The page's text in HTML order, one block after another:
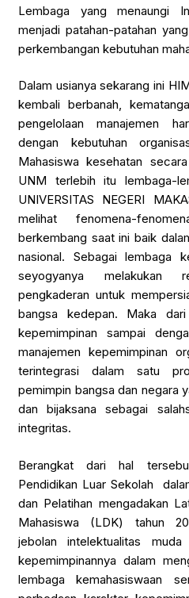
Lembaga yang menaungi
menjadi patahan-patahan
perkembangan kebutuhan
Dalam usianya sekarang ini
kembali berbanah,
pengelolaan manajemen
dengan kebutuhan
Mahasiswa kesehatan
UNM terlebih itu lembaga-
UNIVERSITAS NEGERI
melihat fenomena-
berkembang saat ini baik
nasional. Sebagai lembaga
seyogyanya melakukan
pengkaderan untuk
bangsa kedepan. Maka
kepemimpinan sampai
manajemen kepemimpinan
terintegrasi dalam satu
pemimpin bangsa dan negara
dan bijaksana sebagai
integritas.
Berangkat dari hal
Pendidikan Luar Sekolah
dan Pelatihan mengadakan
Mahasiswa (LDK) tahun
jebolan intelektualitas
kepemimpinannya dalam
lembaga kemahasiswaan